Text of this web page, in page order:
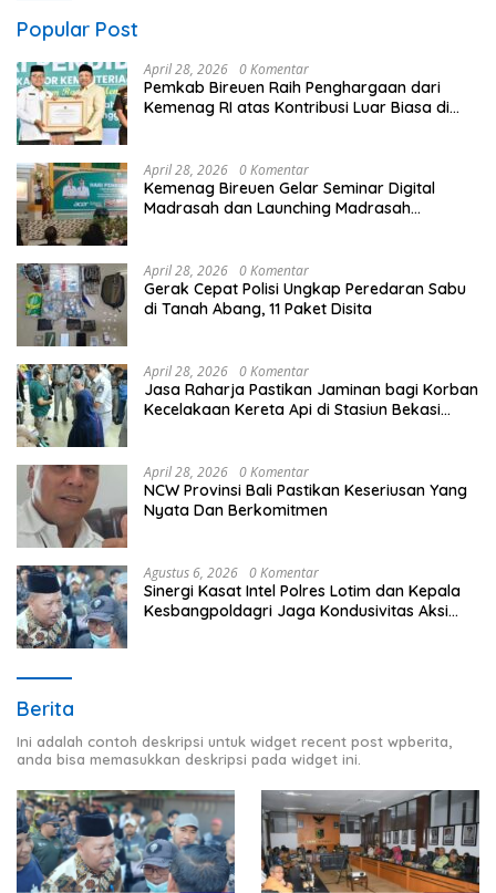
Popular Post
April 28, 2026 0 Komentar
Pemkab Bireuen Raih Penghargaan dari
Kemenag RI atas Kontribusi Luar Biasa di
April 28, 2026 0 Komentar
Kemenag Bireuen Gelar Seminar Digital
Madrasah dan Launching Madrasah
April 28, 2026 0 Komentar
Gerak Cepat Polisi Ungkap Peredaran Sabu
di Tanah Abang, 11 Paket Disita
April 28, 2026 0 Komentar
Jasa Raharja Pastikan Jaminan bagi Korban
Kecelakaan Kereta Api di Stasiun Bekasi
April 28, 2026 0 Komentar
NCW Provinsi Bali Pastikan Keseriusan Yang
Nyata Dan Berkomitmen
Agustus 6, 2026 0 Komentar
Sinergi Kasat Intel Polres Lotim dan Kepala
Kesbangpoldagri Jaga Kondusivitas Aksi
Berita
Ini adalah contoh deskripsi untuk widget recent post wpberita,
anda bisa memasukkan deskripsi pada widget ini.